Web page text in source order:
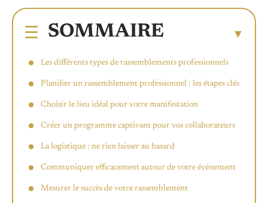
SOMMAIRE
Les différents types de rassemblements professionnels
Planifier un rassemblement professionnel : les étapes clés
Choisir le lieu idéal pour votre manifestation
Créer un programme captivant pour vos collaborateurs
La logistique : ne rien laisser au hasard
Communiquer efficacement autour de votre événement
Mesurer le succès de votre rassemblement